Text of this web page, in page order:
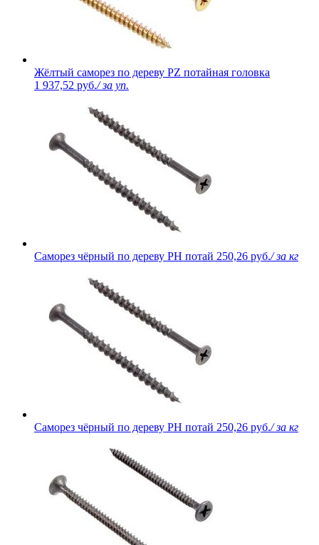
Жёлтый саморез по дереву PZ потайная головка
1 937,52 руб./ за уп.
Саморез чёрный по дереву PH потай 250,26 руб./ за кг
Саморез чёрный по дереву PH потай 250,26 руб./ за кг